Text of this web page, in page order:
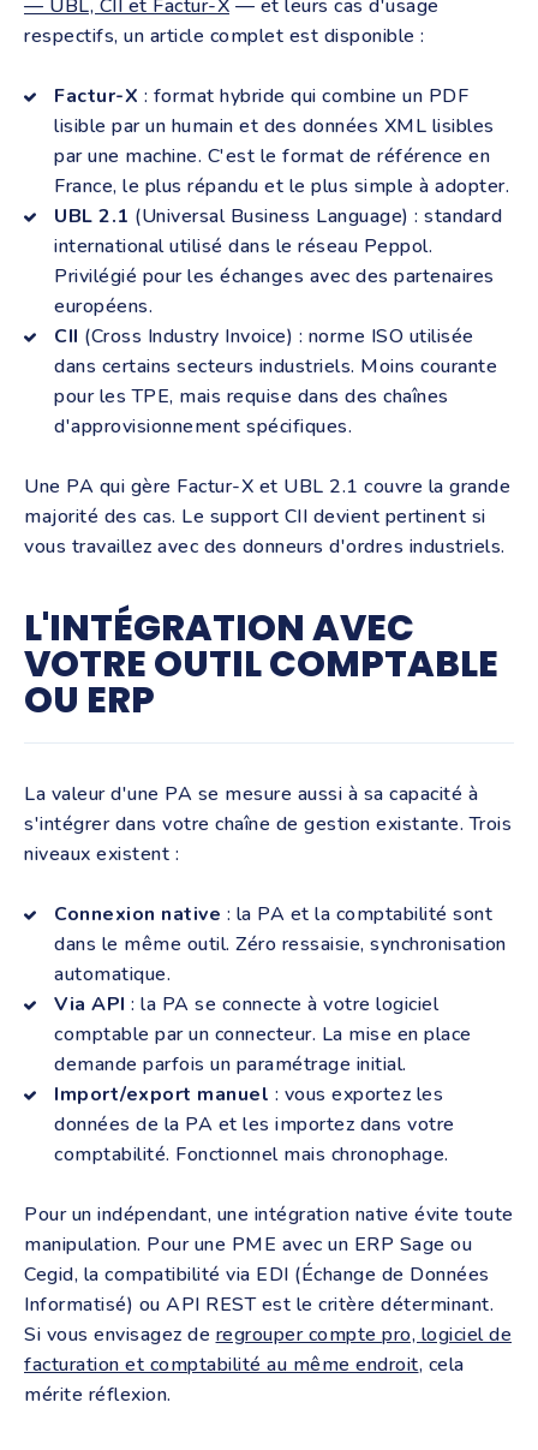
— UBL, CII et Factur-X — et leurs cas d'usage
respectifs, un article complet est disponible :
Factur-X : format hybride qui combine un PDF
lisible par un humain et des données XML lisibles
par une machine. C'est le format de référence en
France, le plus répandu et le plus simple à adopter.
UBL 2.1 (Universal Business Language) : standard
international utilisé dans le réseau Peppol.
Privilégié pour les échanges avec des partenaires
européens.
CII (Cross Industry Invoice) : norme ISO utilisée
dans certains secteurs industriels. Moins courante
pour les TPE, mais requise dans des chaînes
d'approvisionnement spécifiques.
Une PA qui gère Factur-X et UBL 2.1 couvre la grande
majorité des cas. Le support CII devient pertinent si
vous travaillez avec des donneurs d'ordres industriels.
L'INTÉGRATION AVEC
VOTRE OUTIL COMPTABLE
OU ERP
La valeur d'une PA se mesure aussi à sa capacité à
s'intégrer dans votre chaîne de gestion existante. Trois
niveaux existent :
Connexion native : la PA et la comptabilité sont
dans le même outil. Zéro ressaisie, synchronisation
automatique.
Via API : la PA se connecte à votre logiciel
comptable par un connecteur. La mise en place
demande parfois un paramétrage initial.
Import/export manuel : vous exportez les
données de la PA et les importez dans votre
comptabilité. Fonctionnel mais chronophage.
Pour un indépendant, une intégration native évite toute
manipulation. Pour une PME avec un ERP Sage ou
Cegid, la compatibilité via EDI (Échange de Données
Informatisé) ou API REST est le critère déterminant.
Si vous envisagez de regrouper compte pro, logiciel de
facturation et comptabilité au même endroit, cela
mérite réflexion.